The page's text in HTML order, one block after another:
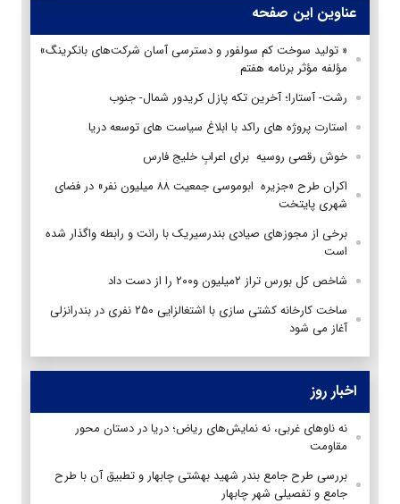
عناوین این صفحه
« تولید سوخت کم سولفور و دسترسی آسان شرکت‌های بانکرینگ»
مؤلفه مؤثر برنامه هفتم
رشت- آستارا؛ آخرین تکه پازل کریدور شمال- جنوب
استارت پروژه های راکد با ابلاغ سیاست های توسعه دریا
خوش رقصی روسیه ‏برای اعرابِ خلیج فارس
اکران طرح «جزیره ابوموسی جمعیت ۸۸ میلیون نفر» در فضای
شهری پایتخت
برخی از مجوزهای صیادی بندرسیریک با رانت و رابطه واگذار شده
است
شاخص کل بورس تراز ۲میلیون و۲۰۰ را از دست داد
ساخت کارخانه کشتی سازی با اشتغالزایی ۲۵۰ نفری در بندرانزلی
آغاز می شود
اخبار روز
نه ناوهای غربی، نه نمایش‌های ریاض؛ دریا در دستان محور
مقاومت
بررسی طرح جامع بندر شهید بهشتی چابهار و تطبیق آن با طرح
جامع و تفصیلی شهر چابهار